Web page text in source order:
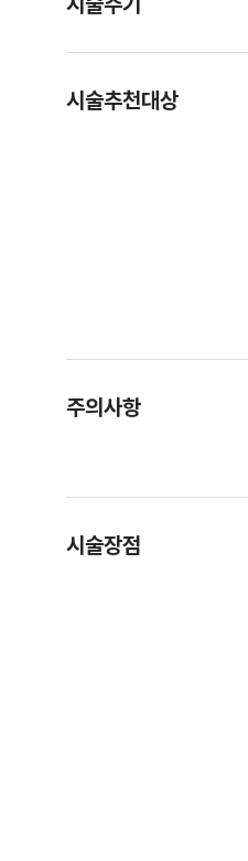
시술추천대상
주의사항
시술장점